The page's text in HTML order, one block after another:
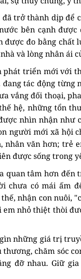
đã trở thành dịp
bên cạnh
được đo bằng
và lòng nhân ái
phát triển mới với
đang tác động
vắng đối thoại,
hệ, những tổn
nhìn nhận như
người mới xã hội
nhân văn hơn; trẻ
được sống trong
quan tâm hơn đến
chưa có mái ấm
nhận con nuôi,
nhỏ thiệt thòi
những giá trị
chăm sóc
đỡ nhau. Giữ